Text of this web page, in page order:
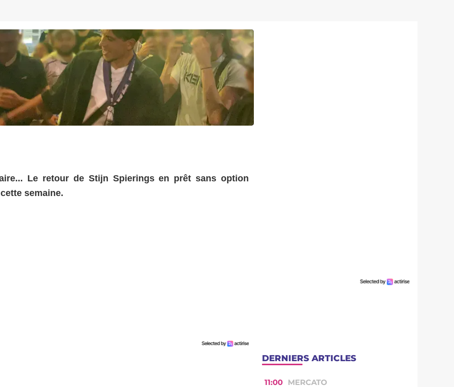
Le retour de Stijn Spierings en prêt sans option
semaine.
DERNIERS ARTICLES
11:00 MERCATO